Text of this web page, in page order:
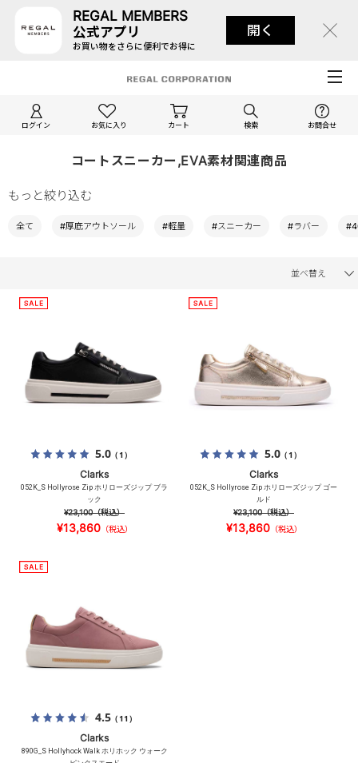
REGAL MEMBERS
公式アプリ
お買い物をさらに便利でお得に
開く
ログイン お気に入り カート 検索 お問合せ
コートスニーカー,EVA素材関連商品
もっと絞り込む
全て #厚底アウトソール #軽量 #スニーカー #ラバー
並べ替え
5.0（1）
Clarks
052K_S Hollyrose Zip ホリローズジップ ブラ
ック
¥23,100（税込）
¥13,860（税込）
5.0（1）
Clarks
052K_S Hollyrose Zip ホリローズジップ ゴー
ルド
¥23,100（税込）
¥13,860（税込）
4.5（11）
Clarks
890G_S Hollyhock Walk ホリホック ウォーク